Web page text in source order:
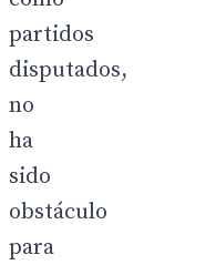
partidos
disputados,
no
ha
sido
obstáculo
para